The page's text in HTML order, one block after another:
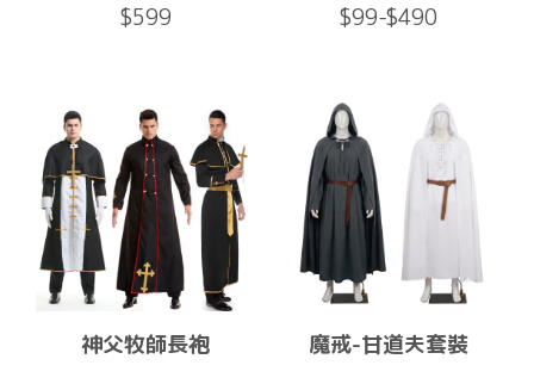
$599 $99-$490
神父牧師長袍 魔戒-甘道夫套裝